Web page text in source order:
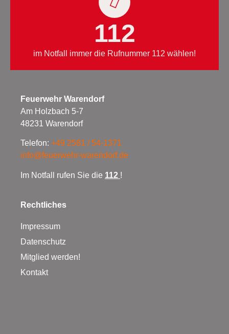
112
im Notfall immer die Rufnummer 112 wählen!
Feuerwehr Warendorf
Am Holzbach 5-7
48231 Warendorf
Telefon: +49 2581 / 54-1371
info@feuerwehr-warendorf.de
Im Notfall rufen Sie die 112 !
Rechtliches
Impressum
Datenschutz
Mitglied werden!
Kontakt